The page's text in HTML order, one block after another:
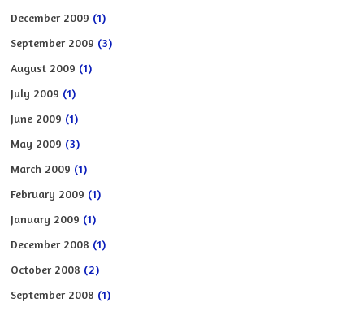
December 2009 (1)
September 2009 (3)
August 2009 (1)
July 2009 (1)
June 2009 (1)
May 2009 (3)
March 2009 (1)
February 2009 (1)
January 2009 (1)
December 2008 (1)
October 2008 (2)
September 2008 (1)